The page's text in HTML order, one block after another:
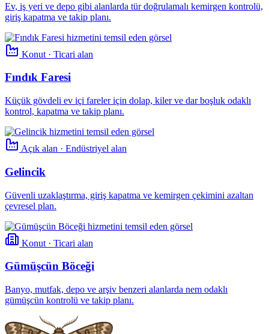
Ev, iş yeri ve depo gibi alanlarda tür doğrulamalı kemirgen kontrolü,
giriş kapatma ve takip planı.
Konut · Ticari alan
Fındık Faresi
Küçük gövdeli ev içi fareler için dolap, kiler ve dar boşluk odaklı
kontrol, kapatma ve takip planı.
Açık alan · Endüstriyel alan
Gelincik
Güvenli uzaklaştırma, giriş kapatma ve kemirgen çekimini azaltan
çevresel plan.
Konut · Ticari alan
Gümüşcün Böceği
Banyo, mutfak, depo ve arşiv benzeri alanlarda nem odaklı
gümüşcün kontrolü ve takip planı.